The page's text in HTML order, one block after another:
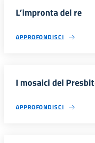
L’impronta del re
APPROFONDISCI
I mosaici del
APPROFONDISCI